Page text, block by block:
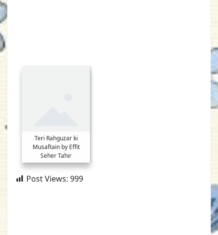
Teri Rahguzar ki
Musaftain by Effit
Seher Tahir
Post Views: 999